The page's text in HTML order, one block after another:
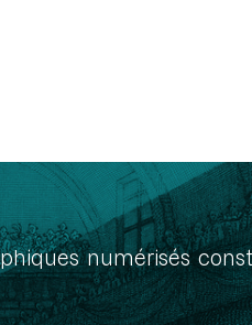
numérisés